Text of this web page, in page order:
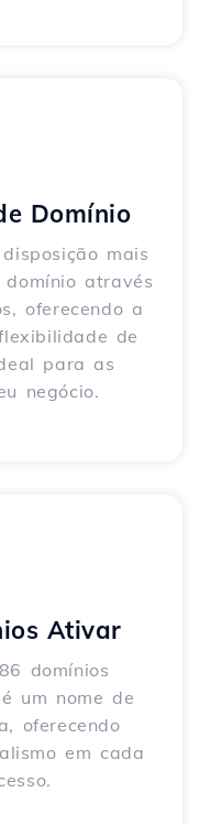
Domínio
mais
através
oferecendo a
de
para as
negócio.
Ativar
domínios
um nome de
oferecendo
em cada